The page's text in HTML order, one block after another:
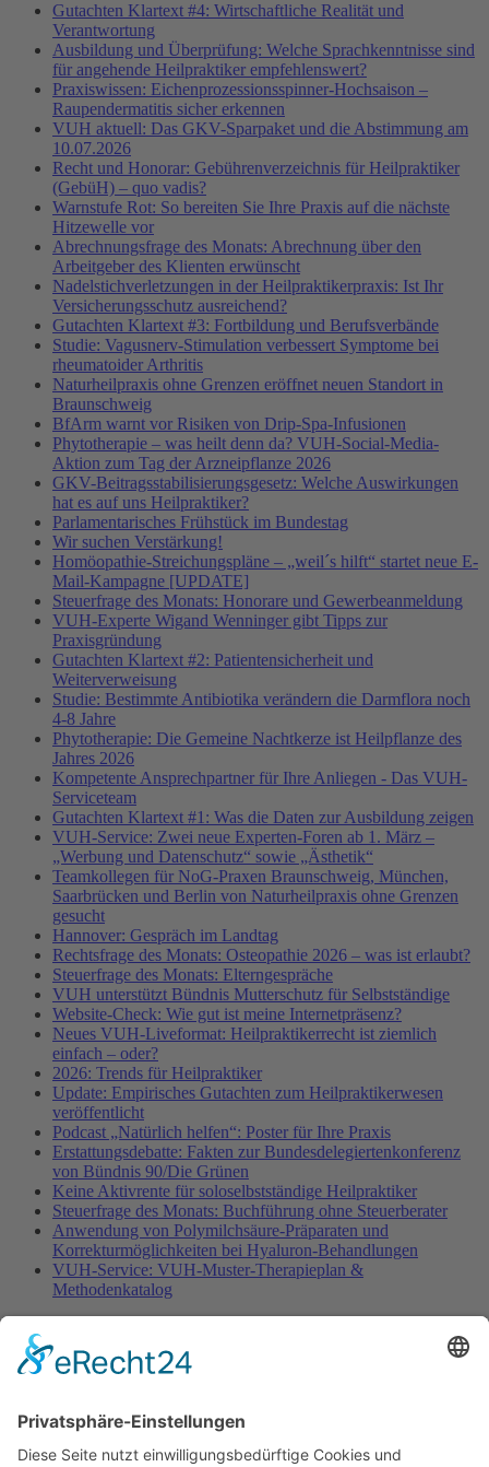
Gutachten Klartext #4: Wirtschaftliche Realität und
Verantwortung
Ausbildung und Überprüfung: Welche Sprachkenntnisse sind
für angehende Heilpraktiker empfehlenswert?
Praxiswissen: Eichenprozessionsspinner-Hochsaison –
Raupendermatitis sicher erkennen
VUH aktuell: Das GKV-Sparpaket und die Abstimmung am
10.07.2026
Recht und Honorar: Gebührenverzeichnis für Heilpraktiker
(GebüH) – quo vadis?
Warnstufe Rot: So bereiten Sie Ihre Praxis auf die nächste
Hitzewelle vor
Abrechnungsfrage des Monats: Abrechnung über den
Arbeitgeber des Klienten erwünscht
Nadelstichverletzungen in der Heilpraktikerpraxis: Ist Ihr
Versicherungsschutz ausreichend?
Gutachten Klartext #3: Fortbildung und Berufsverbände
Studie: Vagusnerv-Stimulation verbessert Symptome bei
rheumatoider Arthritis
Naturheilpraxis ohne Grenzen eröffnet neuen Standort in
Braunschweig
BfArm warnt vor Risiken von Drip-Spa-Infusionen
Phytotherapie – was heilt denn da? VUH-Social-Media-
Aktion zum Tag der Arzneipflanze 2026
GKV-Beitragsstabilisierungsgesetz: Welche Auswirkungen
hat es auf uns Heilpraktiker?
Parlamentarisches Frühstück im Bundestag
Wir suchen Verstärkung!
Homöopathie-Streichungspläne – „weil´s hilft“ startet neue E-
Mail-Kampagne [UPDATE]
Steuerfrage des Monats: Honorare und Gewerbeanmeldung
VUH-Experte Wigand Wenninger gibt Tipps zur
Praxisgründung
Gutachten Klartext #2: Patientensicherheit und
Weiterverweisung
Studie: Bestimmte Antibiotika verändern die Darmflora noch
4-8 Jahre
Phytotherapie: Die Gemeine Nachtkerze ist Heilpflanze des
Jahres 2026
Kompetente Ansprechpartner für Ihre Anliegen - Das VUH-
Serviceteam
Gutachten Klartext #1: Was die Daten zur Ausbildung zeigen
VUH-Service: Zwei neue Experten-Foren ab 1. März –
„Werbung und Datenschutz“ sowie „Ästhetik“
Teamkollegen für NoG-Praxen Braunschweig, München,
Saarbrücken und Berlin von Naturheilpraxis ohne Grenzen
gesucht
Hannover: Gespräch im Landtag
Rechtsfrage des Monats: Osteopathie 2026 – was ist erlaubt?
Steuerfrage des Monats: Elterngespräche
VUH unterstützt Bündnis Mutterschutz für Selbstständige
Website-Check: Wie gut ist meine Internetpräsenz?
Neues VUH-Liveformat: Heilpraktikerrecht ist ziemlich
einfach – oder?
2026: Trends für Heilpraktiker
Update: Empirisches Gutachten zum Heilpraktikerwesen
veröffentlicht
Podcast „Natürlich helfen“: Poster für Ihre Praxis
Erstattungsdebatte: Fakten zur Bundesdelegiertenkonferenz
von Bündnis 90/Die Grünen
Keine Aktivrente für soloselbstständige Heilpraktiker
Steuerfrage des Monats: Buchführung ohne Steuerberater
Anwendung von Polymilchsäure-Präparaten und
Korrekturmöglichkeiten bei Hyaluron-Behandlungen
VUH-Service: VUH-Muster-Therapieplan &
Methodenkatalog
Fachinformationen
Erstattungsfähige rezeptfreie Medikamente
Studie: Reduziert das Darmbakterium Bacteroides vulgatus
Heißhunger auf Süßes?